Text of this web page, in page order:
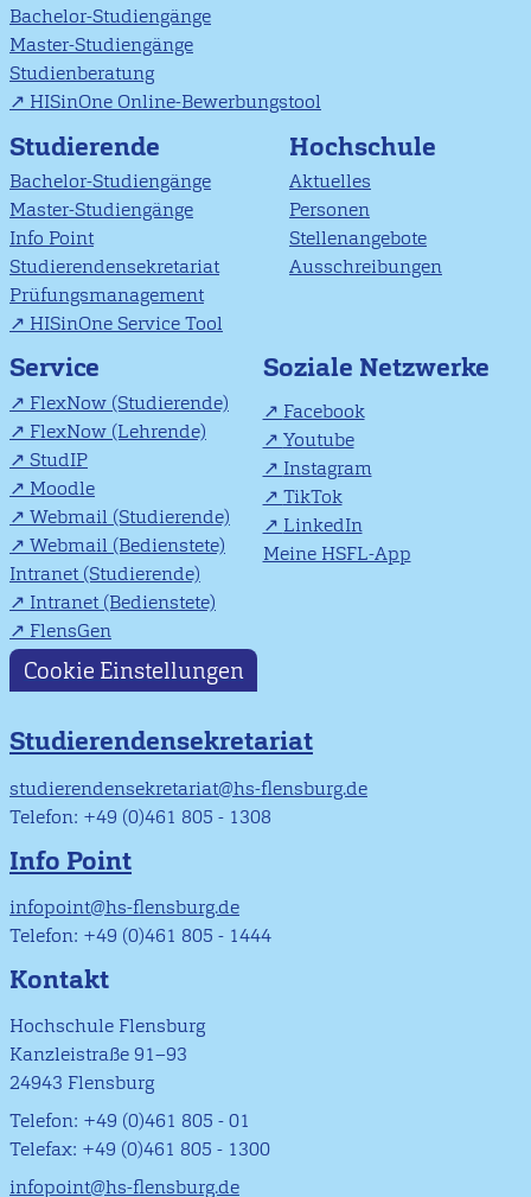
Bachelor-Studiengänge
Master-Studiengänge
Studienberatung
HISinOne Online-Bewerbungstool
Studierende
Bachelor-Studiengänge
Master-Studiengänge
Info Point
Studierendensekretariat
Prüfungsmanagement
HISinOne Service Tool
Hochschule
Aktuelles
Personen
Stellenangebote
Ausschreibungen
Service
FlexNow (Studierende)
FlexNow (Lehrende)
StudIP
Moodle
Webmail (Studierende)
Webmail (Bedienstete)
Intranet (Studierende)
Intranet (Bedienstete)
FlensGen
Soziale Netzwerke
Facebook
Youtube
Instagram
TikTok
LinkedIn
Meine HSFL-App
Cookie Einstellungen
Studierendensekretariat
studierendensekretariat@hs-flensburg.de
Telefon: +49 (0)461 805 - 1308
Info Point
infopoint@hs-flensburg.de
Telefon: +49 (0)461 805 - 1444
Kontakt
Hochschule Flensburg
Kanzleistraße 91–93
24943 Flensburg
Telefon: +49 (0)461 805 - 01
Telefax: +49 (0)461 805 - 1300
infopoint@hs-flensburg.de